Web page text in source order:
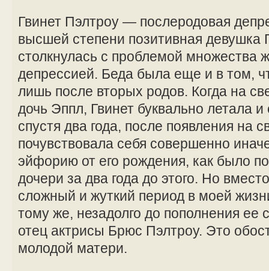
Гвинет Пэлтроу — послеродовая
высшей степени позитивная девушка
столкнулась с проблемой
депрессией. Беда была еще и в том,
лишь после вторых родов. Когда на
дочь Эппл, Гвинет буквально летала
спустя два года, после появления на
почувствовала себя совершенно
эйфорию от его рождения, как было
дочери за два года до этого. Но
сложный и жуткий период в моей
тому же, незадолго до пополнения ее
отец актрисы Брюс Пэлтроу. Это
молодой матери.